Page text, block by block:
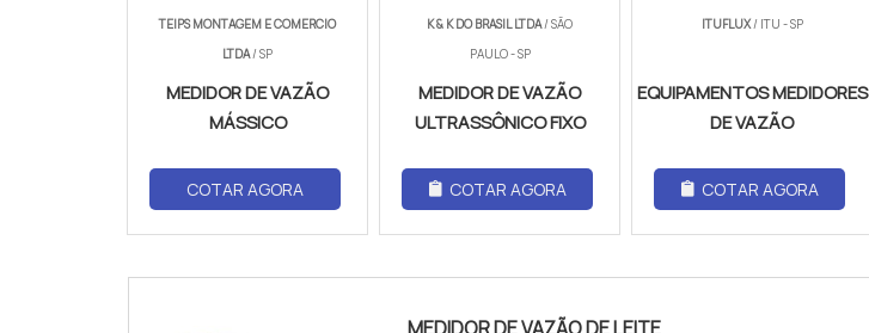
TEIPS MONTAGEM E COMERCIO
LTDA/ SP
MEDIDOR DE VAZÃO
MÁSSICO
COTAR AGORA
K & K DO BRASIL LTDA/ SÃO
PAULO - SP
MEDIDOR DE VAZÃO
ULTRASSÔNICO FIXO
COTAR AGORA
ITUFLUX/ ITU - SP
EQUIPAMENTOS MEDIDORES
DE VAZÃO
COTAR AGORA